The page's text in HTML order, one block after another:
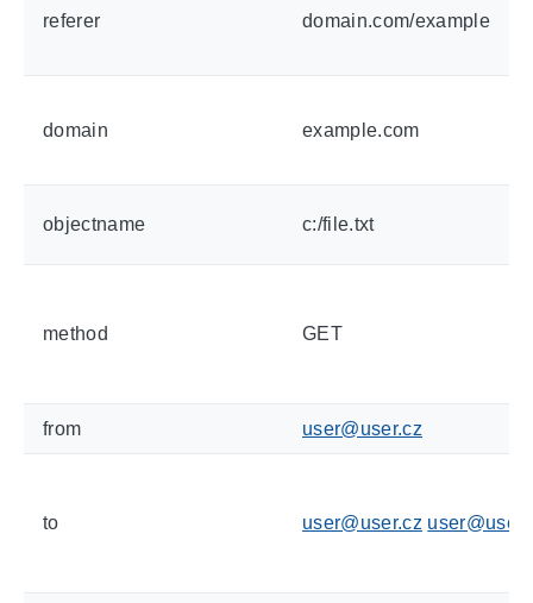
referer domain.com/example
domain example.com
objectname c:/file.txt
method GET
from user@user.cz
to user@user.cz